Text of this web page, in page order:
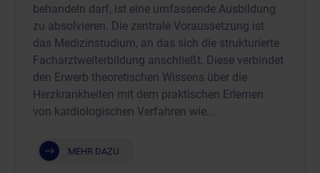
behandeln darf, ist eine umfassende Ausbildung
zu absolvieren. Die zentrale Voraussetzung ist
das Medizinstudium, an das sich die strukturierte
Facharztweiterbildung anschließt. Diese verbindet
den Erwerb theoretischen Wissens über die
Herzkrankheiten mit dem praktischen Erlernen
von kardiologischen Verfahren wie...
MEHR DAZU